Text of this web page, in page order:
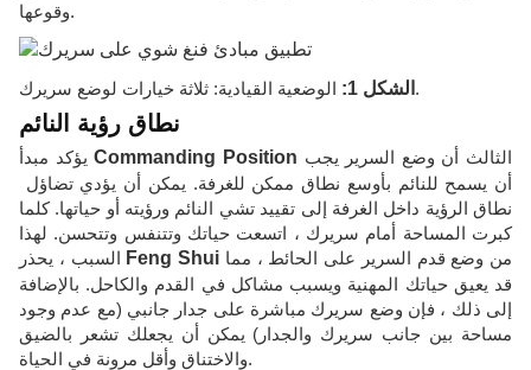
وقوعها.
الشكل 1: الوضعية القيادية: ثلاثة خيارات لوضع سريرك.
نطاق رؤية النائم
يؤكد مبدأCommanding Position
أن يسمح للنائم بأوسع نطاق ممكن للغرفة. يمكن أن يؤدي تضاؤل ​​
نطاق الرؤية داخل الغرفة إلى تقييد تشي النائم ورؤيته أو حياتها. كلما
كبرت المساحة أمام سريرك ، اتسعت حياتك وتتنفس وتتحسن. لهذا
Feng Shui
قد يعيق حياتك المهنية ويسبب مشاكل في القدم والكاحل. بالإضافة
إلى ذلك ، فإن وضع سريرك مباشرة على جدار جانبي (مع عدم وجود
مساحة بين جانب سريرك والجدار) يمكن أن يجعلك تشعر بالضيق
والاختناق وأقل مرونة في الحياة.